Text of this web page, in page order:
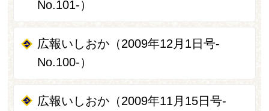
No.101-）
広報いしおか（2009年12月1日号-
No.100-）
広報いしおか（2009年11月15日号-